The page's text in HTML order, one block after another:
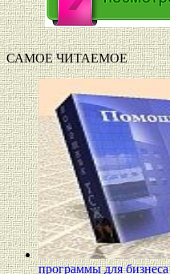
САМОЕ ЧИТАЕМОЕ
программы для